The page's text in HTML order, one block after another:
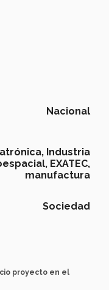
Nacional
Industria
EXATEC,
manufactura
Sociedad
proyecto en el